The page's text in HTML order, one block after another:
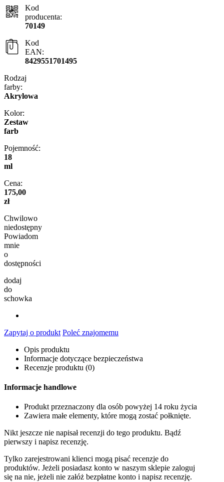
Kod
producenta:
70149
Kod
EAN:
8429551701495
Rodzaj
farby:
Akrylowa
Kolor:
Zestaw
farb
Pojemność:
18
ml
Cena:
175,00
zł
Chwilowo
niedostępny
Powiadom
mnie
o
dostępności
dodaj
do
schowka
Zapytaj o produkt Poleć znajomemu
Opis produktu
Informacje dotyczące bezpieczeństwa
Recenzje produktu (0)
Informacje handlowe
Produkt przeznaczony dla osób powyżej 14 roku życia
Zawiera małe elementy, które mogą zostać połknięte.
Nikt jeszcze nie napisał recenzji do tego produktu. Bądź
pierwszy i napisz recenzję.
Tylko zarejestrowani klienci mogą pisać recenzje do
produktów. Jeżeli posiadasz konto w naszym sklepie zaloguj
się na nie, jeżeli nie załóż bezpłatne konto i napisz recenzję.